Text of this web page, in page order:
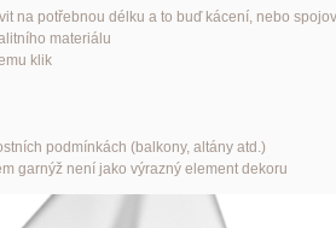
na potřebnou délku a to buď kácení, nebo
materiálu
klik
podmínkách (balkony, altány atd.)
garnýž není jako výrazný element dekoru